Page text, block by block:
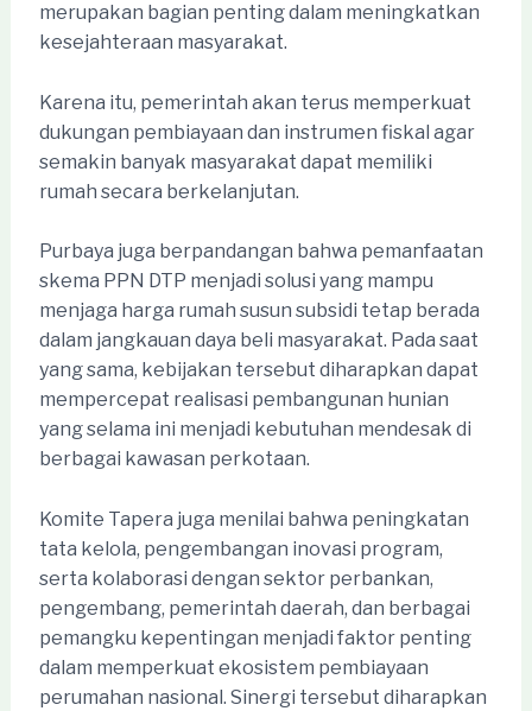
merupakan bagian penting dalam meningkatkan
kesejahteraan masyarakat.
Karena itu, pemerintah akan terus memperkuat
dukungan pembiayaan dan instrumen fiskal agar
semakin banyak masyarakat dapat memiliki
rumah secara berkelanjutan.
Purbaya juga berpandangan bahwa pemanfaatan
skema PPN DTP menjadi solusi yang mampu
menjaga harga rumah susun subsidi tetap berada
dalam jangkauan daya beli masyarakat. Pada saat
yang sama, kebijakan tersebut diharapkan dapat
mempercepat realisasi pembangunan hunian
yang selama ini menjadi kebutuhan mendesak di
berbagai kawasan perkotaan.
Komite Tapera juga menilai bahwa peningkatan
tata kelola, pengembangan inovasi program,
serta kolaborasi dengan sektor perbankan,
pengembang, pemerintah daerah, dan berbagai
pemangku kepentingan menjadi faktor penting
dalam memperkuat ekosistem pembiayaan
perumahan nasional. Sinergi tersebut diharapkan